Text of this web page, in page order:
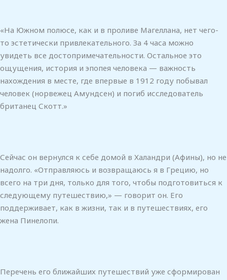
«На Южном полюсе, как и в проливе Магеллана, нет чего-
то эстетически привлекательного. За 4 часа можно
увидеть все достопримечательности. Остальное это
ощущения, история и эпопея человека — важность
нахождения в месте, где впервые в 1912 году побывал
человек (норвежец Амундсен) и погиб исследователь
британец Скотт.»
Сейчас он вернулся к себе домой в Халандри (Афины), но не
надолго. «Отправляюсь и возвращаюсь я в Грецию, но
всего на три дня, только для того, чтобы подготовиться к
следующему путешествию,» — говорит он. Его
поддерживает, как в жизни, так и в путешествиях, его
жена Пинелопи.
Перечень его ближайших путешествий уже сформирован